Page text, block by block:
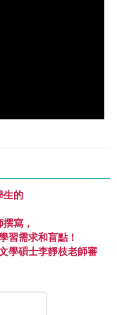
生的
寫，
習需求和盲點！
學碩士李靜枝老師審
，